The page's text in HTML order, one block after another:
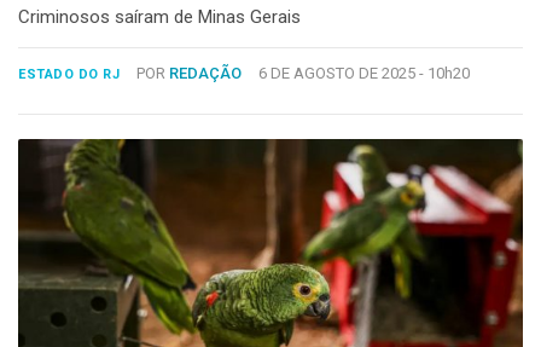
COLUNAS
FALE
Copyright
Desenvolvido
por
Tecnologia
Sistemas
Criminosos saíram de Minas Gerais
ESTADO DO RJ POR REDAÇÃO 6 DE AGOSTO DE 2025 - 10h20